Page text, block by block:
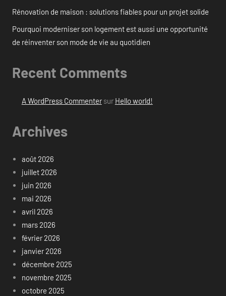
Rénovation de maison : solutions fiables pour un projet solide
Pourquoi moderniser son logement est aussi une opportunité
de réinventer son mode de vie au quotidien
Recent Comments
A WordPress Commentersur Hello world!
Archives
août 2026
juillet 2026
juin 2026
mai 2026
avril 2026
mars 2026
février 2026
janvier 2026
décembre 2025
novembre 2025
octobre 2025